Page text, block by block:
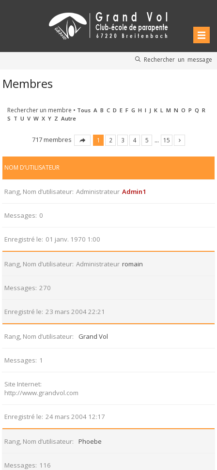
Rechercher un message
Membres
Rechercher un membre • Tous A B C D E F G H I J K L M N O P Q R
S T U V W X Y Z Autre
717 membres 1 2 3 4 5 … 15
NOM D’UTILISATEUR
Rang, Nom d’utilisateur Administrateur Admin1
Messages 0
Enregistré le 01 janv. 1970 1:00
Rang, Nom d’utilisateur Administrateur romain
Messages 270
Enregistré le 23 mars 2004 22:21
Rang, Nom d’utilisateur Grand Vol
Messages 1
Site Internet
http://www.grandvol.com
Enregistré le 24 mars 2004 12:17
Rang, Nom d’utilisateur Phoebe
Messages 116